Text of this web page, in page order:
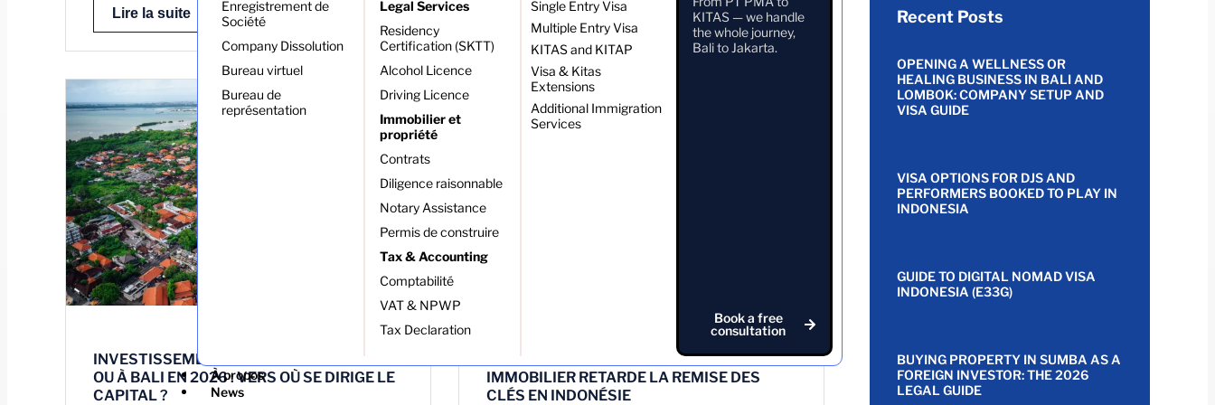
Enregistrement de
Société
Company Dissolution
Bureau virtuel
Bureau de
représentation
Legal Services
Residency
Certification (SKTT)
Alcohol Licence
Driving Licence
Immobilier et
propriété
Contrats
Diligence raisonnable
Notary Assistance
Permis de construire
Tax & Accounting
Comptabilité
VAT & NPWP
Tax Declaration
Single Entry Visa
Multiple Entry Visa
KITAS and KITAP
Visa & Kitas
Extensions
Additional Immigration
Services
KITAS — we handle
the whole journey,
Bali to Jakarta.
Book a free
consultation
À propos
News
Lire la suite Lire la suite
INVESTISSEMENT IMMOBILIER À LOMBOK
OU À BALI EN 2026 : VERS OÙ SE DIRIGE LE
CAPITAL ?
QUE FAIRE SI VOTRE PROMOTEUR
IMMOBILIER RETARDE LA REMISE DES
CLÉS EN INDONÉSIE
Recent Posts
OPENING A WELLNESS OR
HEALING BUSINESS IN BALI AND
LOMBOK: COMPANY SETUP AND
VISA GUIDE
VISA OPTIONS FOR DJS AND
PERFORMERS BOOKED TO PLAY IN
INDONESIA
GUIDE TO DIGITAL NOMAD VISA
INDONESIA (E33G)
BUYING PROPERTY IN SUMBA AS A
FOREIGN INVESTOR: THE 2026
LEGAL GUIDE